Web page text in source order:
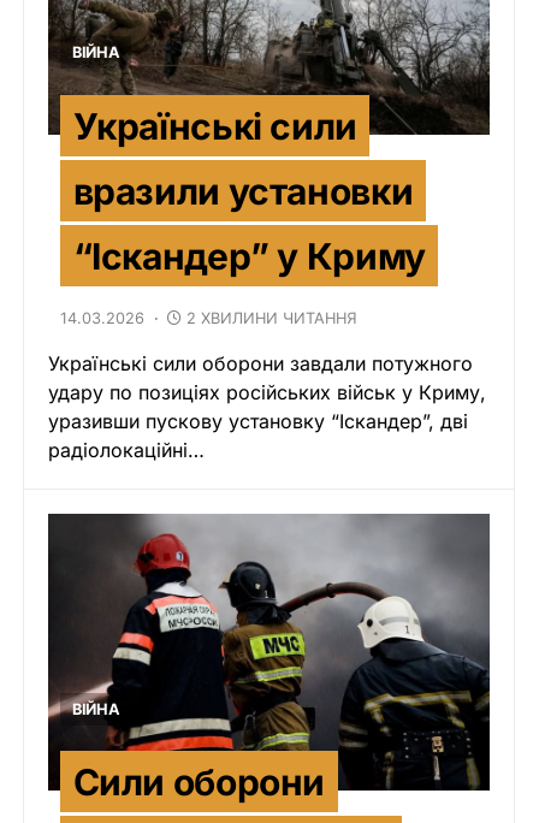
ВІЙНА
Українські сили
вразили установки
“Іскандер” у Криму
14.03.2026 2 ХВИЛИНИ ЧИТАННЯ
Українські сили оборони завдали потужного
удару по позиціях російських військ у Криму,
уразивши пускову установку “Іскандер”, дві
радіолокаційні…
ВІЙНА
Сили оборони